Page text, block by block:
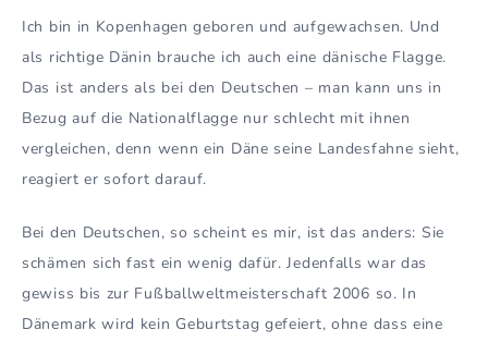
Ich bin in Kopenhagen geboren und aufgewachsen. Und
als richtige Dänin brauche ich auch eine dänische Flagge.
Das ist anders als bei den Deutschen – man kann uns in
Bezug auf die Nationalflagge nur schlecht mit ihnen
vergleichen, denn wenn ein Däne seine Landesfahne sieht,
reagiert er sofort darauf.
Bei den Deutschen, so scheint es mir, ist das anders: Sie
schämen sich fast ein wenig dafür. Jedenfalls war das
gewiss bis zur Fußballweltmeisterschaft 2006 so. In
Dänemark wird kein Geburtstag gefeiert, ohne dass eine